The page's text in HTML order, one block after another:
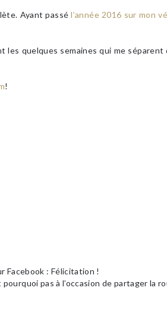
Ayant passél’année 2016 sur mon
quelques semaines qui me séparent
!
Facebook : Félicitation !
pourquoi pas à l’occasion de partager la